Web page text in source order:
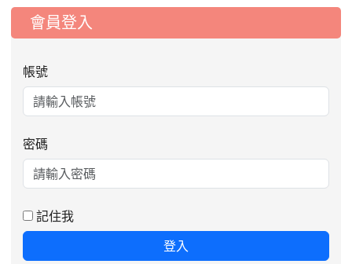
::: 會員登入
帳號
密碼
記住我
登入